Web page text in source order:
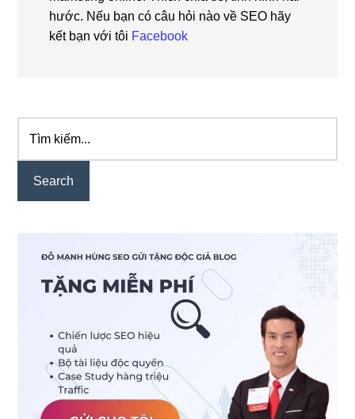
hước. Nếu bạn có câu hỏi nào về SEO hãy
kết bạn với tôi Facebook
Primary
Sidebar
kiếm...